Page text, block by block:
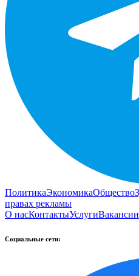
ПолитикаЭкономикаОбщество
правах рекламы
О насКонтактыУслугиВакансии
Социальные сети: